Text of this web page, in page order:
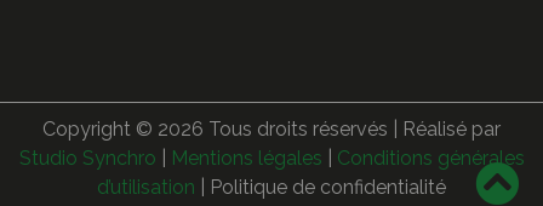
Copyright © 2026 Tous droits réservés | Réalisé par
Studio Synchro
Mentions légales
Conditions générales
d’utilisation | Politique de confidentialité